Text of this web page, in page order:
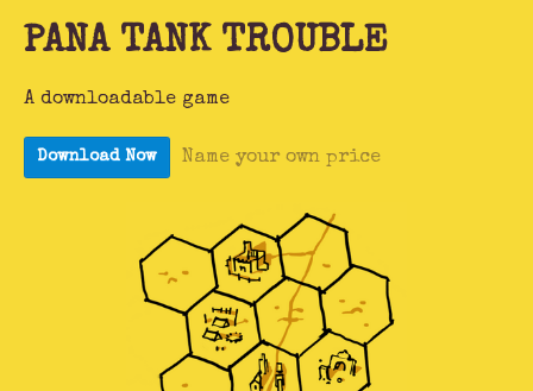
PANA TANK TROUBLE
A downloadable game
Download Now Name your own price